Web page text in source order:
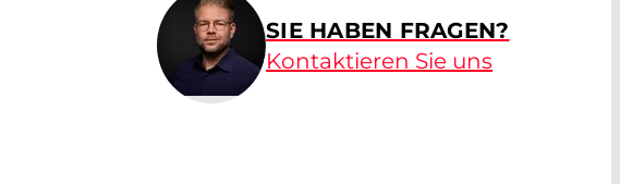
SIE HABEN FRAGEN?
Kontaktieren Sie uns